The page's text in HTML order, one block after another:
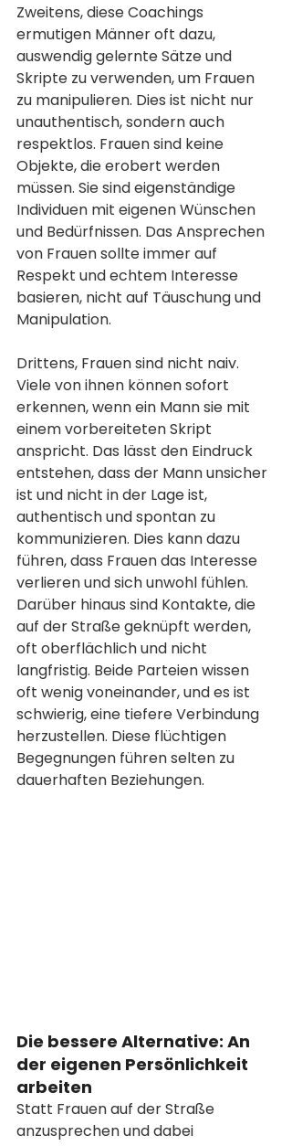
Zweitens, diese Coachings
ermutigen Männer oft dazu,
auswendig gelernte Sätze und
Skripte zu verwenden, um Frauen
zu manipulieren. Dies ist nicht nur
unauthentisch, sondern auch
respektlos. Frauen sind keine
Objekte, die erobert werden
müssen. Sie sind eigenständige
Individuen mit eigenen Wünschen
und Bedürfnissen. Das Ansprechen
von Frauen sollte immer auf
Respekt und echtem Interesse
basieren, nicht auf Täuschung und
Manipulation.
Drittens, Frauen sind nicht naiv.
Viele von ihnen können sofort
erkennen, wenn ein Mann sie mit
einem vorbereiteten Skript
anspricht. Das lässt den Eindruck
entstehen, dass der Mann unsicher
ist und nicht in der Lage ist,
authentisch und spontan zu
kommunizieren. Dies kann dazu
führen, dass Frauen das Interesse
verlieren und sich unwohl fühlen.
Darüber hinaus sind Kontakte, die
auf der Straße geknüpft werden,
oft oberflächlich und nicht
langfristig. Beide Parteien wissen
oft wenig voneinander, und es ist
schwierig, eine tiefere Verbindung
herzustellen. Diese flüchtigen
Begegnungen führen selten zu
dauerhaften Beziehungen.
Die bessere Alternative: An
der eigenen Persönlichkeit
arbeiten
Statt Frauen auf der Straße
anzusprechen und dabei